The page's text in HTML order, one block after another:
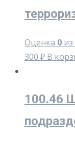
Оценка 0 из
300 ₽ В
100.46